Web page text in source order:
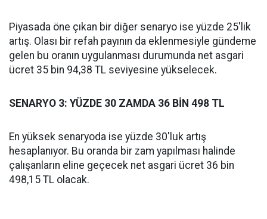
Piyasada öne çıkan bir diğer senaryo ise yüzde 25'lik
artış. Olası bir refah payının da eklenmesiyle gündeme
gelen bu oranın uygulanması durumunda net asgari
ücret 35 bin 94,38 TL seviyesine yükselecek.
SENARYO 3: YÜZDE 30 ZAMDA 36 BİN 498 TL
En yüksek senaryoda ise yüzde 30'luk artış
hesaplanıyor. Bu oranda bir zam yapılması halinde
çalışanların eline geçecek net asgari ücret 36 bin
498,15 TL olacak.